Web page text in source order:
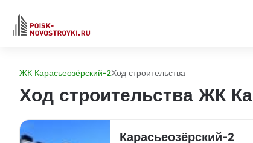
ЖК Карасьеозёрский-2Ход строительства
Ход строительства ЖК
Карасьеозёрский-2